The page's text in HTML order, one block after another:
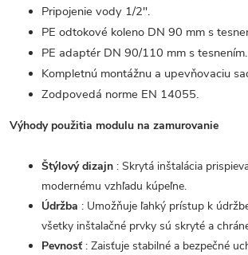
Pripojenie vody 1/2".
PE odtokové koleno DN 90 mm s
PE adaptér DN 90/110 mm s tesnením.
Kompletnú montážnu a upevňovaciu
Zodpovedá norme EN 14055.
Výhody použitia modulu na zamurovanie
Štýlový dizajn : Skrytá inštalácia
modernému vzhľadu kúpeľne.
Údržba : Umožňuje ľahký prístup k
všetky inštalačné prvky sú skryté a
Pevnosť : Zaisťuje stabilné a bezpečné